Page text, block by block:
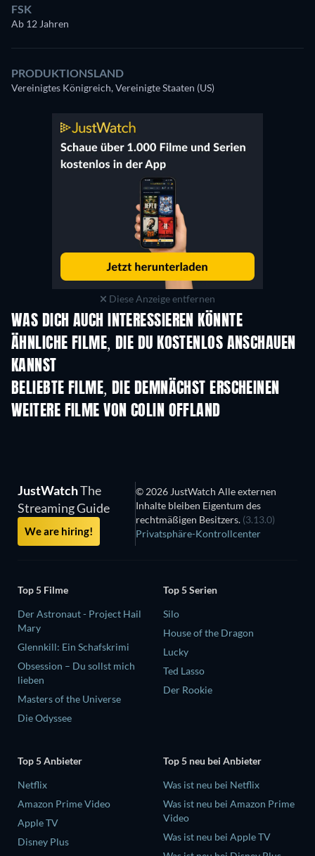
FSK
Ab 12 Jahren
PRODUKTIONSLAND
Vereinigtes Königreich, Vereinigte Staaten (US)
Diese Anzeige entfernen
WAS DICH AUCH INTERESSIEREN KÖNNTE
ÄHNLICHE FILME, DIE DU KOSTENLOS ANSCHAUEN
KANNST
BELIEBTE FILME, DIE DEMNÄCHST ERSCHEINEN
WEITERE FILME VON COLIN OFFLAND
JustWatchThe
Streaming Guide
We are hiring!
© 2026 JustWatch Alle externen
Inhalte bleiben Eigentum des
rechtmäßigen Besitzers. (3.13.0)
Privatsphäre-Kontrollcenter
Top 5 Filme
Der Astronaut - Project Hail
Mary
Glennkill: Ein Schafskrimi
Obsession – Du sollst mich
lieben
Masters of the Universe
Die Odyssee
Top 5 Serien
Silo
House of the Dragon
Lucky
Ted Lasso
Der Rookie
Top 5 Anbieter
Netflix
Amazon Prime Video
Apple TV
Disney Plus
Top 5 neu bei Anbieter
Was ist neu bei Netflix
Was ist neu bei Amazon Prime
Video
Was ist neu bei Apple TV